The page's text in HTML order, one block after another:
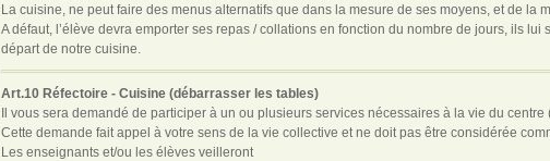
La cuisine, ne peut faire des menus alternatifs que dans la mesure de ses moyens, et de la
A défaut, l’élève devra emporter ses repas / collations en fonction du nombre de jours, ils lui
départ de notre cuisine.
Art.10 Réfectoire - Cuisine (débarrasser les tables)
Il vous sera demandé de participer à un ou plusieurs services nécessaires à la vie du
Cette demande fait appel à votre sens de la vie collective et ne doit pas être considérée
Les enseignants et/ou les élèves veilleront